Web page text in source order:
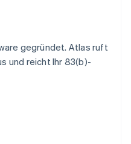
gegründet. Atlas ruft
und reicht Ihr 83(b)-